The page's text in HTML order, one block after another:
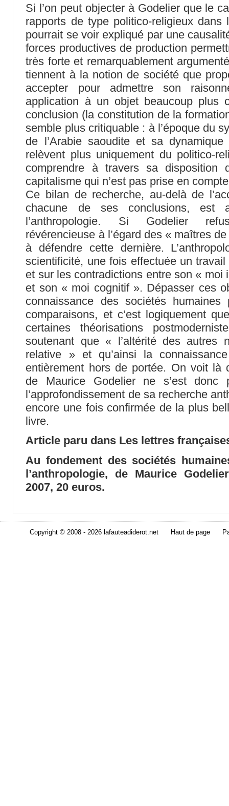
Si l’on peut objecter à Godelier que le
rapports de type politico-religieux
pourrait se voir expliqué par une
forces productives de production
très forte et remarquablement
tiennent à la notion de société que
accepter pour admettre son
application à un objet beaucoup plus
conclusion (la constitution de la
semble plus critiquable : à l’époque du
de l’Arabie saoudite et sa
relèvent plus uniquement du politico-
comprendre à travers sa disposition
capitalisme qui n’est pas prise en
Ce bilan de recherche, au-delà de
chacune de ses conclusions, est
l’anthropologie. Si Godelier
révérencieuse à l’égard des « maîtres
à défendre cette dernière.
scientificité, une fois effectuée un
et sur les contradictions entre son « moi
et son « moi cognitif ». Dépasser ces
connaissance des sociétés
comparaisons, et c’est logiquement
certaines théorisations
soutenant que « l’altérité des autres
relative » et qu’ainsi la
entièrement hors de portée. On voit là
de Maurice Godelier ne s’est
l’approfondissement de sa recherche
encore une fois confirmée de la plus
livre.
Article paru dans Les lettres
Au fondement des sociétés
l’anthropologie, de Maurice
2007, 20 euros.
Copyright © 2008 - 2026 lafauteadiderot.net Haut de page